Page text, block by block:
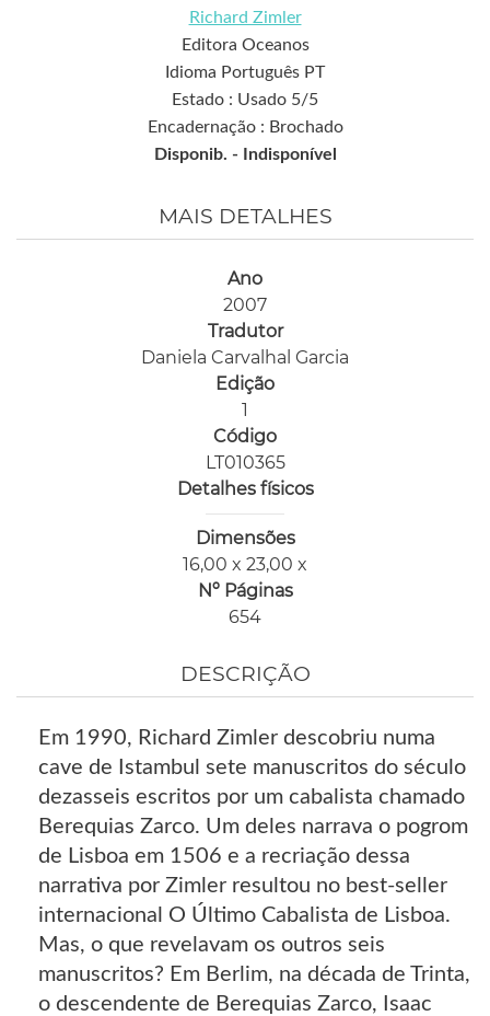
Richard Zimler
Editora Oceanos
Idioma Português PT
Estado : Usado 5/5
Encadernação : Brochado
Disponib. -
Indisponível
MAIS DETALHES
Ano
2007
Tradutor
Daniela Carvalhal Garcia
Edição
1
Código
LT010365
Detalhes físicos
Dimensões
16,00 x 23,00 x
Nº Páginas
654
DESCRIÇÃO
Em 1990, Richard Zimler descobriu numa
cave de Istambul sete manuscritos do século
dezasseis escritos por um cabalista chamado
Berequias Zarco. Um deles narrava o pogrom
de Lisboa em 1506 e a recriação dessa
narrativa por Zimler resultou no best-seller
internacional O Último Cabalista de Lisboa.
Mas, o que revelavam os outros seis
manuscritos? Em Berlim, na década de Trinta,
o descendente de Berequias Zarco, Isaac